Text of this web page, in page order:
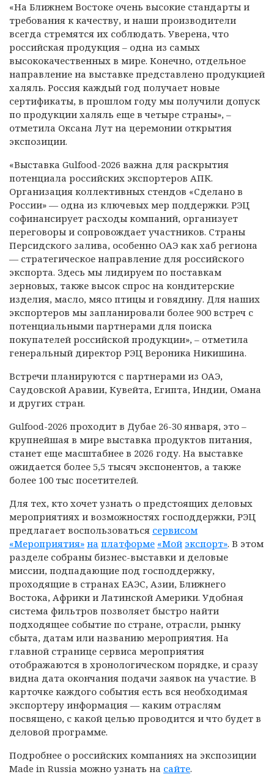
«На Ближнем Востоке очень высокие стандарты и
требования к качеству, и наши производители
всегда стремятся их соблюдать. Уверена, что
российская продукция – одна из самых
высококачественных в мире. Конечно, отдельное
направление на выставке представлено продукцией
халяль. Россия каждый год получает новые
сертификаты, в прошлом году мы получили допуск
по продукции халяль еще в четыре страны», –
отметила Оксана Лут на церемонии открытия
экспозиции.
«Выставка Gulfood-2026 важна для раскрытия
потенциала российских экспортеров АПК.
Организация коллективных стендов «Сделано в
России» — одна из ключевых мер поддержки. РЭЦ
софинансирует расходы компаний, организует
переговоры и сопровождает участников. Страны
Персидского залива, особенно ОАЭ как хаб региона
— стратегическое направление для российского
экспорта. Здесь мы лидируем по поставкам
зерновых, также высок спрос на кондитерские
изделия, масло, мясо птицы и говядину. Для наших
экспортеров мы запланировали более 900 встреч с
потенциальными партнерами для поиска
покупателей российской продукции», – отметила
генеральный директор РЭЦ Вероника Никишина.
Встречи планируются с партнерами из ОАЭ,
Саудовской Аравии, Кувейта, Египта, Индии, Омана
и других стран.
Gulfood-2026 проходит в Дубае 26-30 января, это –
крупнейшая в мире выставка продуктов питания,
станет еще масштабнее в 2026 году. На выставке
ожидается более 5,5 тысяч экспонентов, а также
более 100 тыс посетителей.
Для тех, кто хочет узнать о предстоящих деловых
мероприятиях и возможностях господдержки, РЭЦ
предлагает воспользоваться сервисом
«Мероприятия» на платформе «Мой экспорт». В этом
разделе собраны бизнес-выставки и деловые
миссии, подпадающие под господдержку,
проходящие в странах ЕАЭС, Азии, Ближнего
Востока, Африки и Латинской Америки. Удобная
система фильтров позволяет быстро найти
подходящее событие по стране, отрасли, рынку
сбыта, датам или названию мероприятия. На
главной странице сервиса мероприятия
отображаются в хронологическом порядке, и сразу
видна дата окончания подачи заявок на участие. В
карточке каждого события есть вся необходимая
экспортеру информация — каким отраслям
посвящено, с какой целью проводится и что будет в
деловой программе.
Подробнее о российских компаниях на экспозиции
Made in Russia можно узнать на сайте.